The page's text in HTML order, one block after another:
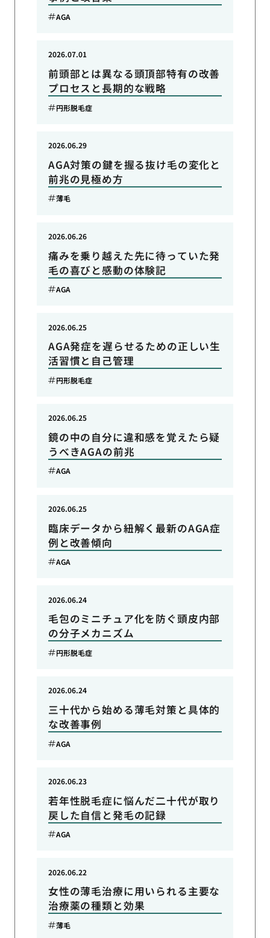
AGA
前頭部とは異なる頭頂部特有の改善
プロセスと長期的な戦略
2026.07.01
円形脱毛症
AGA対策の鍵を握る抜け毛の変化と
前兆の見極め方
2026.06.29
薄毛
痛みを乗り越えた先に待っていた発
毛の喜びと感動の体験記
2026.06.26
AGA
AGA発症を遅らせるための正しい生
活習慣と自己管理
2026.06.25
円形脱毛症
鏡の中の自分に違和感を覚えたら疑
うべきAGAの前兆
2026.06.25
AGA
臨床データから紐解く最新のAGA症
例と改善傾向
2026.06.25
AGA
毛包のミニチュア化を防ぐ頭皮内部
の分子メカニズム
2026.06.24
円形脱毛症
三十代から始める薄毛対策と具体的
な改善事例
2026.06.24
AGA
若年性脱毛症に悩んだ二十代が取り
戻した自信と発毛の記録
2026.06.23
AGA
女性の薄毛治療に用いられる主要な
治療薬の種類と効果
2026.06.22
薄毛